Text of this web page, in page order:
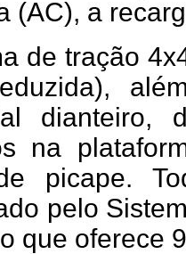
(AC), a
de tração
dianteiro,
na
picape.
pelo
que oferece